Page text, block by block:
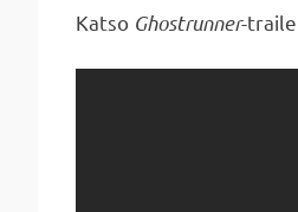
Katso Ghostrunner-